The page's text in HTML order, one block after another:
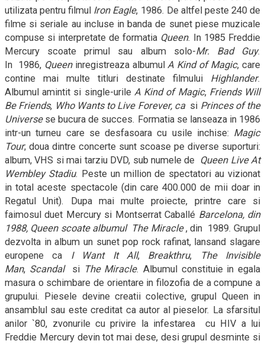
utilizata pentru filmul Iron Eagle, 1986. De altfel peste 240 de
filme si seriale au incluse in banda de sunet piese muzicale
compuse si interpretate de formatia Queen. In 1985 Freddie
Mercury scoate primul sau album solo-Mr. Bad Guy.
In 1986, Queeninregistreaza albumulA Kind of Magic, care
contine mai multe titluri destinate filmului Highlander.
Albumul amintit si single-urile A Kind of Magic, Friends Will
Be Friends, Who Wants to Live Forever, ca si Princes of the
Universese bucura de succes. Formatia se lanseaza in 1986
intr-un turneu care se desfasoara cu usile inchise: Magic
Tour; doua dintre concerte sunt scoase pe diverse suporturi:
album, VHS si mai tarziu DVD, sub numele de Queen Live At
Wembley Stadiu. Peste un million de spectatori au vizionat
in total aceste spectacole (din care 400.000 de mii doar in
Regatul Unit). Dupa mai multe proiecte, printre care si
faimosul duet Mercury si Montserrat Caballé Barcelona,din
1988, Queenscoate albumul The Miracle, din 1989. Grupul
dezvolta in album un sunet pop rock rafinat, lansand slagare
europene ca I Want It All, Breakthru,
The Invisible
Man, Scandal si The Miracle. Albumul constituie in egala
masura o schimbare de orientare in filozofia de a compune a
grupului. Piesele devine creatii colective, grupul Queen in
ansamblul sau este creditat ca autor al pieselor. La sfarsitul
anilor `80, zvonurile cu privire la infestarea
cu HIV a lui
Freddie Mercury devin tot mai dese, desi grupul desminte si